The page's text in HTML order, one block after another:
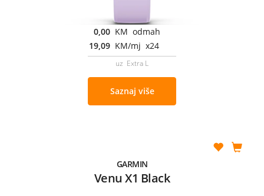
0,00 KM odmah
19,09 KM/mj x24
uz Extra L
Saznaj više
GARMIN
Venu X1 Black